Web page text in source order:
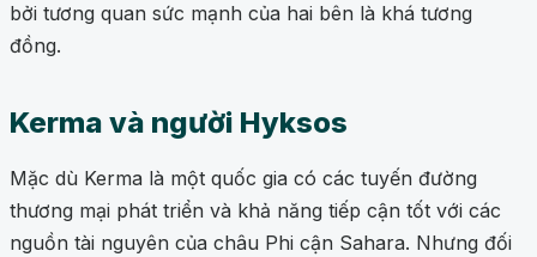
bởi tương quan sức mạnh của hai bên là khá tương
đồng.
Kerma và người Hyksos
Mặc dù Kerma là một quốc gia có các tuyến đường
thương mại phát triển và khả năng tiếp cận tốt với các
nguồn tài nguyên của châu Phi cận Sahara. Nhưng đối